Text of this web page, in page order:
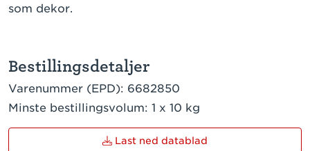
som dekor.
Bestillingsdetaljer
Varenummer (EPD): 6682850
Minste bestillingsvolum: 1 x 10 kg
Last ned datablad